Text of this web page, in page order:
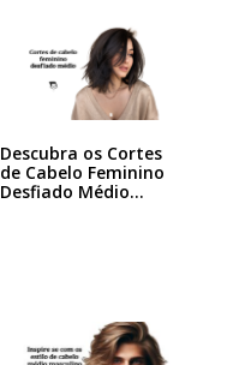
Descubra os Cortes
de Cabelo Feminino
Desfiado Médio…